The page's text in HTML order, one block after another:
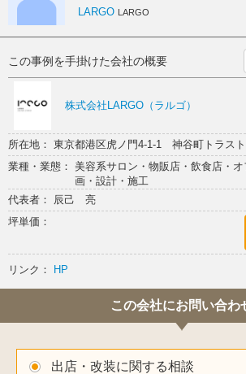
LARGO LARGO
この事例を手掛けた会社の概要
株式会社LARGO（ラルゴ）
所在地： 東京都港区虎ノ門4-1-1 神谷町トラス
業種・業態： 美容系サロン・物販店・飲食店・
画・設計・施工
代表者： 辰己 亮
坪単価：
リンク： HP
この会社にお問い合わ
出店・改装に関する相談